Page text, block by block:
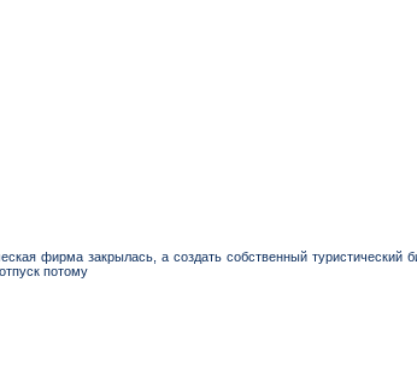
фирма закрылась, а создать собственный туристический
потому